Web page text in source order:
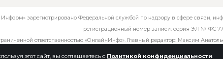
этот сайт, вы соглашаетесь с Политикой конфиденциальности
Информ» зарегистрировано Федеральной службой по надзору в сфере связи,
регистрационный номер записи: серия ЭЛ № ФС
ответственностью «ОнлайнИнфо». Главный редактор: Максим